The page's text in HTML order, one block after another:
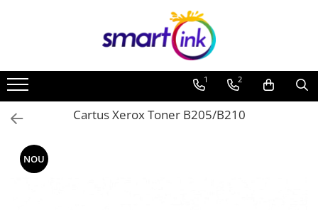
1 2
Cartus Xerox Toner B205/B210
NOU